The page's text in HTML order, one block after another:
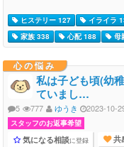
ヒステリー 127 イライラ
家族 338
心配 188 母
心の悩み
私は子ども頃(幼
ていまし…
5 777 ゆうき 2023-10-
スタッフのお返事希望
気になる相談に登録 共